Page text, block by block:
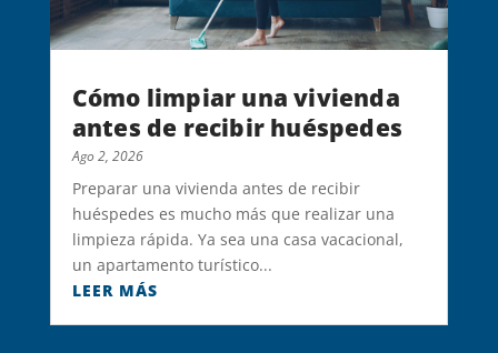
Cómo limpiar una vivienda
antes de recibir huéspedes
Ago 2, 2026
Preparar una vivienda antes de recibir
huéspedes es mucho más que realizar una
limpieza rápida. Ya sea una casa vacacional,
un apartamento turístico...
LEER MÁS